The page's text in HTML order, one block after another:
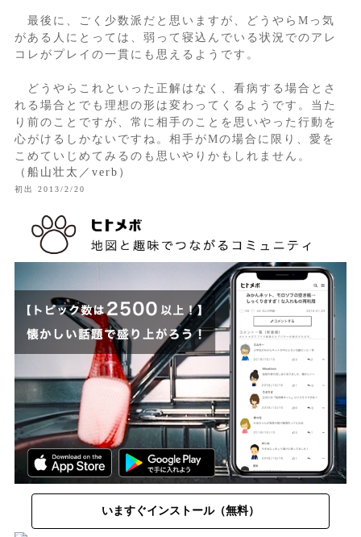
最後に、ごく少数派だと思いますが、どうやらMっ気
がある人にとっては、弱って寝込んでいる状況でのアレ
コレがプレイの一貫にも思えるようです。
どうやらこれといった正解はなく、看病する場合とさ
れる場合とでも理想の形は変わってくるようです。当た
り前のことですが、常に相手のことを思いやった行動を
心がけるしかないですね。相手がMの場合に限り、愛を
こめていじめてみるのも思いやりかもしれません。
（船山壮太／verb）
初出 2013/2/20
いますぐインストール（無料）